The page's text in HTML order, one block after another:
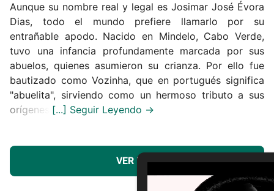
Aunque su nombre real y legal es Josimar José Évora
Dias, todo el mundo prefiere llamarlo por su
entrañable apodo. Nacido en Mindelo, Cabo Verde,
tuvo una infancia profundamente marcada por sus
abuelos, quienes asumieron su crianza. Por ello fue
bautizado como Vozinha, que en portugués significa
"abuelita", sirviendo como un hermoso tributo a sus
orígenes.
VER MÁS